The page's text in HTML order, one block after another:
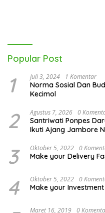
Popular Post
1 Juli 3, 2024 1 Komentar
Norma Sosial Dan
Kecimol
2 Agustus 7, 2026 0
Santriwati Ponpes
Ikuti Ajang Jambore
3 Oktober 5, 2022 0
Make your Delivery
4 Oktober 5, 2022 0
Make your
Maret 16, 2019 0